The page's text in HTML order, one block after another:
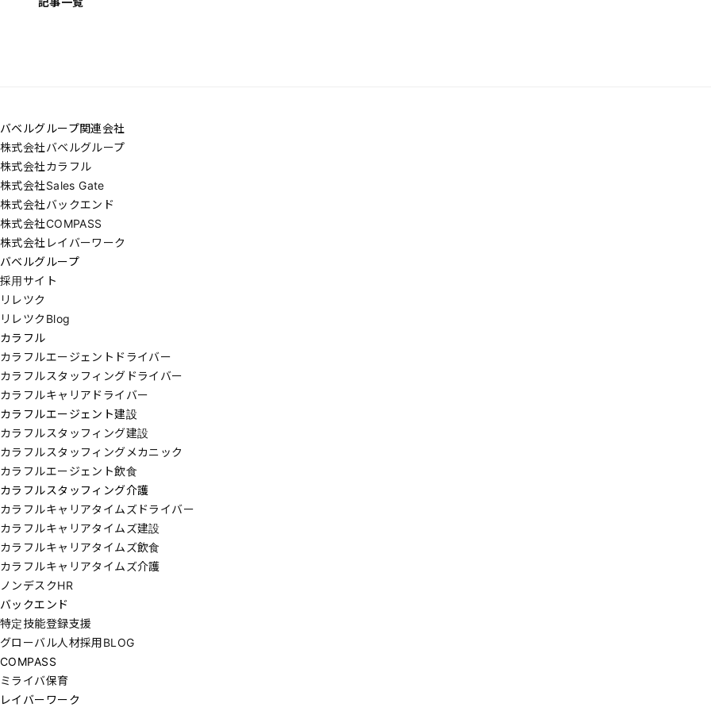
バベルグループ関連会社
株式会社バベルグループ
株式会社カラフル
株式会社Sales Gate
株式会社バックエンド
株式会社COMPASS
株式会社レイバーワーク
バベルグループ
採用サイト
リレツク
リレツクBlog
カラフル
カラフルエージェントドライバー
カラフルスタッフィングドライバー
カラフルキャリアドライバー
カラフルエージェント建設
カラフルスタッフィング建設
カラフルスタッフィングメカニック
カラフルエージェント飲食
カラフルスタッフィング介護
カラフルキャリアタイムズドライバー
カラフルキャリアタイムズ建設
カラフルキャリアタイムズ飲食
カラフルキャリアタイムズ介護
ノンデスクHR
バックエンド
特定技能登録支援
グローバル人材採用BLOG
COMPASS
ミライバ保育
レイバーワーク